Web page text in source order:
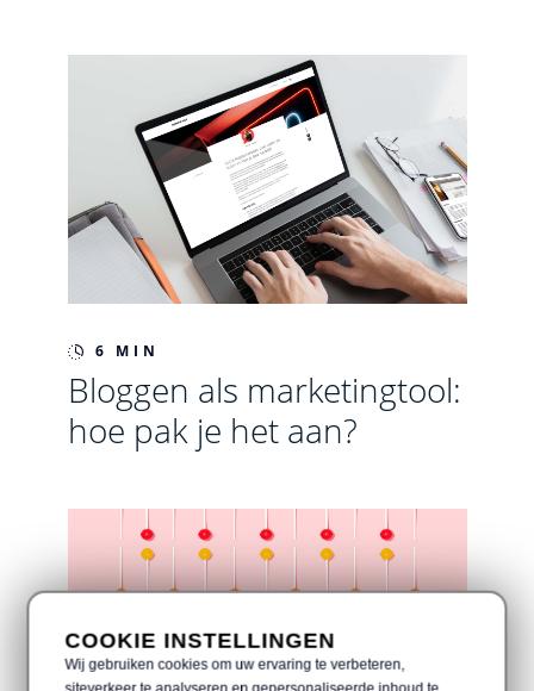
6 MIN
Bloggen als marketingtool:
hoe pak je het aan?
COOKIE INSTELLINGEN
Wij gebruiken cookies om uw ervaring te verbeteren,